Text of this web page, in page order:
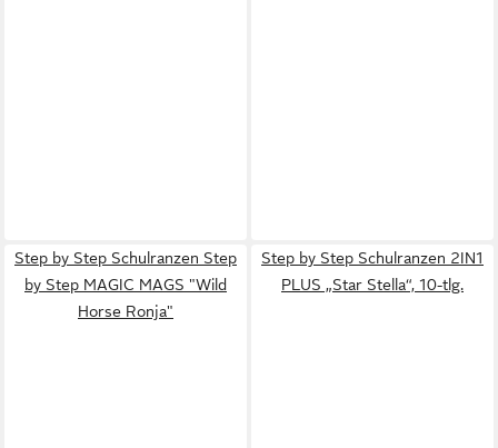
Step by Step Schulranzen Step
by Step MAGIC MAGS "Wild
Horse Ronja"
Step by Step Schulranzen 2IN1
PLUS „Star Stella“, 10-tlg.